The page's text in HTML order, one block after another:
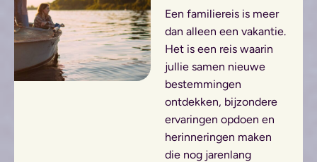
Een familiereis is meer
dan alleen een vakantie.
Het is een reis waarin
jullie samen nieuwe
bestemmingen
ontdekken, bijzondere
ervaringen opdoen en
herinneringen maken
die nog jarenlang